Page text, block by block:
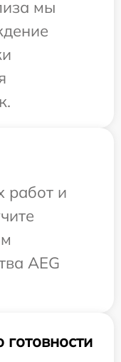
мы
работ и
AEG